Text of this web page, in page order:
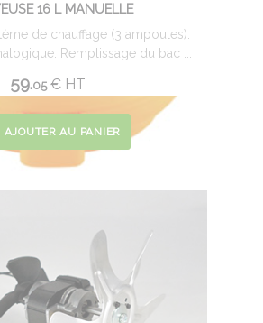
16 L MANUELLE
de chauffage (3 ampoules).
Remplissage du bac ...
59.05 € HT
AJOUTER AU PANIER